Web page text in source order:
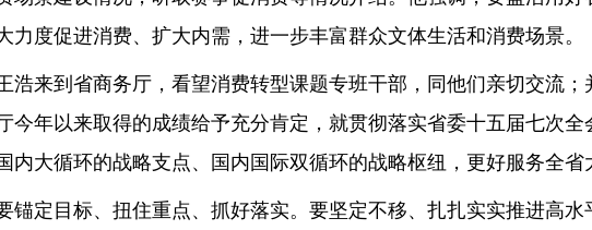
力度促进消费、扩大内需，进一步丰富群众文体生活和消费场景。
来到省商务厅，看望消费转型课题专班干部，同他们亲切交流；
今年以来取得的成绩给予充分肯定，就贯彻落实省委十五届七次
内大循环的战略支点、国内国际双循环的战略枢纽，更好服务全省
定目标、扭住重点、抓好落实。要坚定不移、扎扎实实推进高水